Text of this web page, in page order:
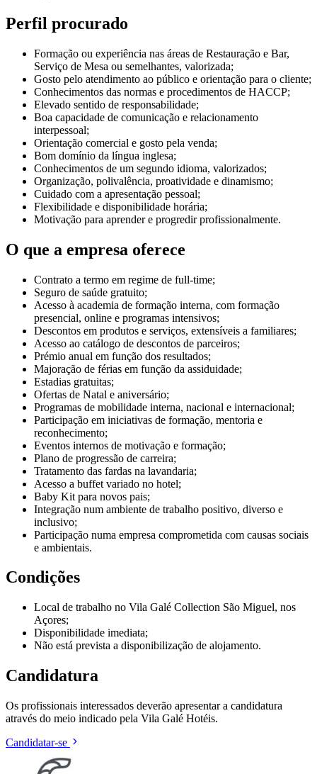
Perfil procurado
Formação ou experiência nas áreas de Restauração e Bar,
Serviço de Mesa ou semelhantes, valorizada;
Gosto pelo atendimento ao público e orientação para o cliente;
Conhecimentos das normas e procedimentos de HACCP;
Elevado sentido de responsabilidade;
Boa capacidade de comunicação e relacionamento
interpessoal;
Orientação comercial e gosto pela venda;
Bom domínio da língua inglesa;
Conhecimentos de um segundo idioma, valorizados;
Organização, polivalência, proatividade e dinamismo;
Cuidado com a apresentação pessoal;
Flexibilidade e disponibilidade horária;
Motivação para aprender e progredir profissionalmente.
O que a empresa oferece
Contrato a termo em regime de full-time;
Seguro de saúde gratuito;
Acesso à academia de formação interna, com formação
presencial, online e programas intensivos;
Descontos em produtos e serviços, extensíveis a familiares;
Acesso ao catálogo de descontos de parceiros;
Prémio anual em função dos resultados;
Majoração de férias em função da assiduidade;
Estadias gratuitas;
Ofertas de Natal e aniversário;
Programas de mobilidade interna, nacional e internacional;
Participação em iniciativas de formação, mentoria e
reconhecimento;
Eventos internos de motivação e formação;
Plano de progressão de carreira;
Tratamento das fardas na lavandaria;
Acesso a buffet variado no hotel;
Baby Kit para novos pais;
Integração num ambiente de trabalho positivo, diverso e
inclusivo;
Participação numa empresa comprometida com causas sociais
e ambientais.
Condições
Local de trabalho no Vila Galé Collection São Miguel, nos
Açores;
Disponibilidade imediata;
Não está prevista a disponibilização de alojamento.
Candidatura
Os profissionais interessados deverão apresentar a candidatura
através do meio indicado pela Vila Galé Hotéis.
Candidatar-se